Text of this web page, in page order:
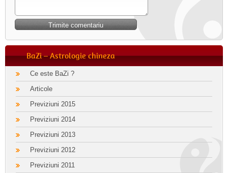
BaZi – Astrologie chineza
Ce este BaZi ?
Articole
Previziuni 2015
Previziuni 2014
Previziuni 2013
Previziuni 2012
Previziuni 2011